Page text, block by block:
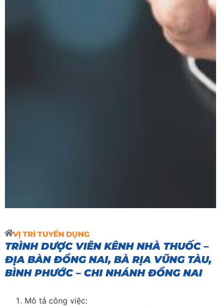
VỊ TRÍ TUYỂN DỤNG
TRÌNH DƯỢC VIÊN KÊNH NHÀ THUỐC –
ĐỊA BÀN ĐỒNG NAI, BÀ RỊA VŨNG TÀU,
BÌNH PHƯỚC – CHI NHÁNH ĐỒNG NAI
Mô tả công việc: